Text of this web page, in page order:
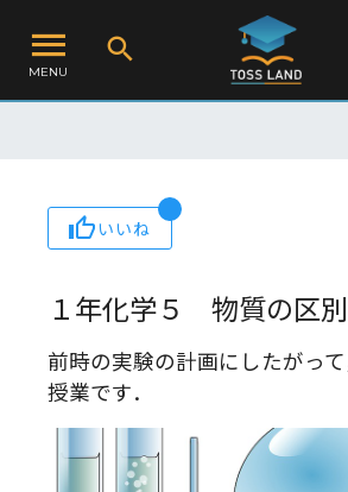
MENU
いいね
１年化学５ 物質の区
前時の実験の計画にしたがっ
授業です．